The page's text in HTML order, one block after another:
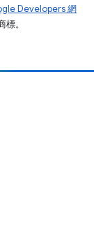
Developers 網
。